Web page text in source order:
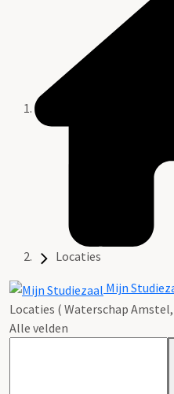
Locaties
Mijn
Locaties ( Waterschap
Alle velden